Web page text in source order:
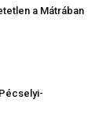
a Mátrában